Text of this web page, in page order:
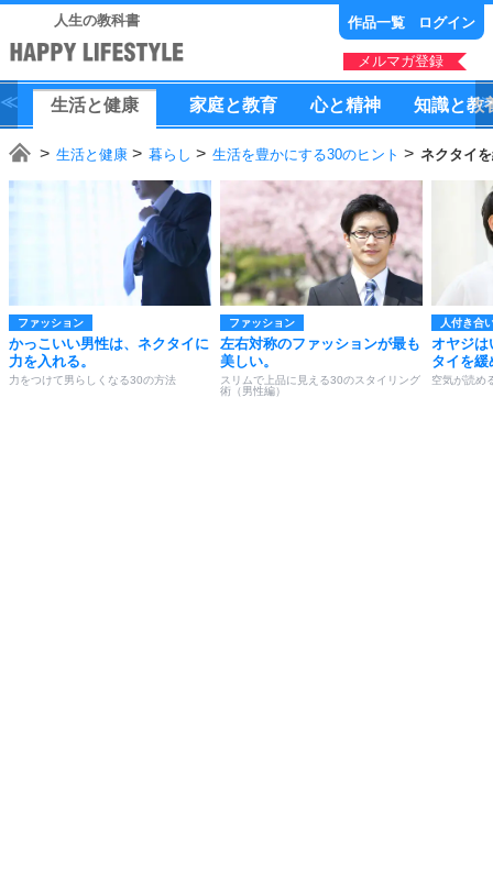
人生の教科書 作品一覧 ログイン
メルマガ登録
生活と健康 家庭と教育 心と精神 知識と教
生活と健康 暮らし 生活を豊かにする30のヒント ネクタイ
ファッション
かっこいい男性は、ネクタイに
力を入れる。
力をつけて男らしくなる30の方法
ファッション
左右対称のファッションが最も
美しい。
スリムで上品に見える30のスタイリング
術（男性編）
人付き合
オヤジは
タイを緩
空気が読め